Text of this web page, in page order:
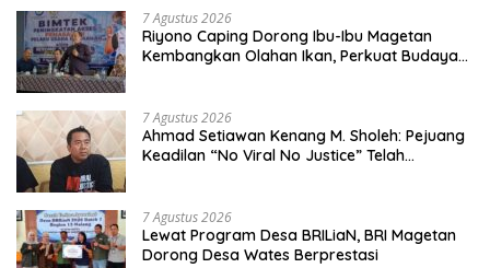
7 Agustus 2026
Riyono Caping Dorong Ibu-Ibu Magetan
Kembangkan Olahan Ikan, Perkuat Budaya
7 Agustus 2026
Ahmad Setiawan Kenang M. Sholeh: Pejuang
Keadilan “No Viral No Justice” Telah
7 Agustus 2026
Lewat Program Desa BRILiaN, BRI Magetan
Dorong Desa Wates Berprestasi